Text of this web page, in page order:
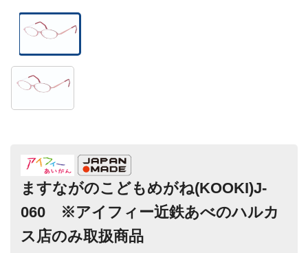
ますながのこどもめがね(KOOKI)J-
060 ※アイフィー近鉄あべのハルカ
ス店のみ取扱商品